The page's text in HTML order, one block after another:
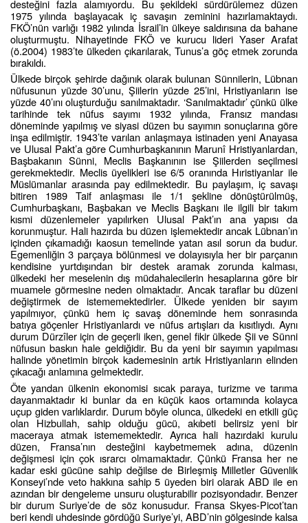
desteğini fazla alamıyordu. Bu şekildeki sürdürülemez düzen
1975 yılında başlayacak iç savaşın zeminini hazırlamaktaydı.
FKÖ’nün varlığı 1982 yılında İsrail’in ülkeye saldırısına da bahane
oluşturmuştu. Nihayetinde FKÖ ve kurucu lideri Yaser Arafat
(ö.2004) 1983’te ülkeden çıkarılarak, Tunus’a göç etmek zorunda
bırakıldı.
Ülkede birçok şehirde dağınık olarak bulunan Sünnilerin, Lübnan
nüfusunun yüzde 30’unu, Şiilerin yüzde 25’ini, Hristiyanların ise
yüzde 40’ını oluşturduğu sanılmaktadır. ‘Sanılmaktadır’ çünkü ülke
tarihinde tek nüfus sayımı 1932 yılında, Fransız mandası
döneminde yapılmış ve siyasi düzen bu sayımın sonuçlarına göre
inşa edilmiştir. 1943’te varılan anlaşmaya istinaden yeni Anayasa
ve Ulusal Pakt’a göre Cumhurbaşkanının Marunî Hristiyanlardan,
Başbakanın Sünni, Meclis Başkanının ise Şiilerden seçilmesi
gerekmektedir. Meclis üyelikleri ise 6/5 oranında Hıristiyanlar ile
Müslümanlar arasında pay edilmektedir. Bu paylaşım, iç savaşı
bitiren 1989 Taif anlaşması ile 1/1 şekline dönüştürülmüş,
Cumhurbaşkanı, Başbakan ve Meclis Başkanı ile ilgili bir takım
kısmi düzenlemeler yapılırken Ulusal Pakt’ın ana yapısı da
korunmuştur. Hali hazırda bu düzen işlemektedir ancak Lübnan’ın
içinden çıkamadığı kaosun temelinde yatan asıl sorun da budur.
Egemenliğin 3 parçaya bölünmesi ve dolayısıyla her bir parçanın
kendisine yurtdışından bir destek aramak zorunda kalması,
ülkedeki her meselenin dış müdahalecilerin hesaplarına göre bir
muamele görmesine neden olmaktadır. Ancak taraflar bu düzeni
değiştirmek de istememektedirler. Ülkede yeniden bir sayım
yapılmıyor, çünkü hem iç savaş döneminde hem sonrasında
batıya göçenler Hristiyanlardı ve nüfus artışları da kısıtlıydı. Aynı
durum Dürzîler için de geçerli iken, genel fikir ülkede Şii ve Sünni
nüfusun baskın hale geldiğidir. Bu da yeni bir sayımın yapılması
halinde yönetimin birçok kademesinin artık Hristiyanların elinden
çıkacağı anlamına gelmektedir.
Öte yandan ülkenin ekonomisi sıcak paraya, turizme ve tarıma
dayanmaktadır ki bunlar da en küçük kaos ortamında kolayca
uçup giden varlıklardır. Durum böyle olunca, ülkedeki en etkili güç
olan Hizbullah, sahip olduğu gücü, akıbeti belirsiz yeni bir
maceraya atmak istememektedir. Ayrıca hali hazırdaki kurulu
düzen, Fransa’nın desteğini kaybetmemek adına, düzenin
değişmesi için çok ısrarcı olmamaktadır. Çünkü Fransa her ne
kadar eski gücüne sahip değilse de Birleşmiş Milletler Güvenlik
Konseyi’nde veto hakkına sahip 5 üyeden biri olarak ABD ile en
azından bir dengeleme unsuru oluşturabilir pozisyondadır. Benzer
bir durum Suriye’de de söz konusudur. Fransa Skyes-Picot’tan
beri kendi uhdesinde gördüğü Suriye’yi, ABD’nin gölgesinde kalsa